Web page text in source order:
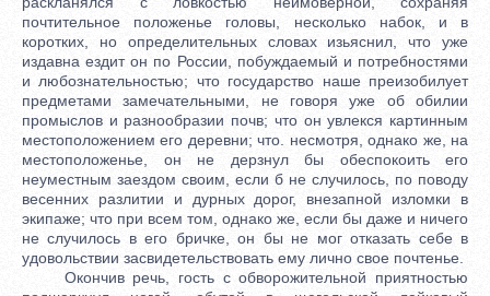
почтительное положенье головы, несколько набок, и в
коротких, но определительных словах изьяснил, что уже
издавна ездит он по России, побуждаемый и потребностями
и любознательностью; что государство наше преизобилует
предметами замечательными, не говоря уже об обилии
промыслов и разнообразии почв; что он увлекся картинным
местоположением его деревни; что. несмотря, однако же, на
местоположенье, он не дерзнул бы обеспокоить его
неуместным заездом своим, если б не случилось, по поводу
весенних разлитии и дурных дорог, внезапной изломки в
экипаже; что при всем том, однако же, если бы даже и ничего
не случилось в его бричке, он бы не мог отказать себе в
удовольствии засвидетельствовать ему лично свое почтенье.
Окончив речь, гость с обворожительной приятностью